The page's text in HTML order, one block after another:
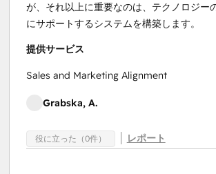
が、それ以上に重要なのは、テクノロジー
にサポートするシステムを構築します。
提供サービス
Sales and Marketing Alignment
Grabska, A.
役に立った（0件） レポート